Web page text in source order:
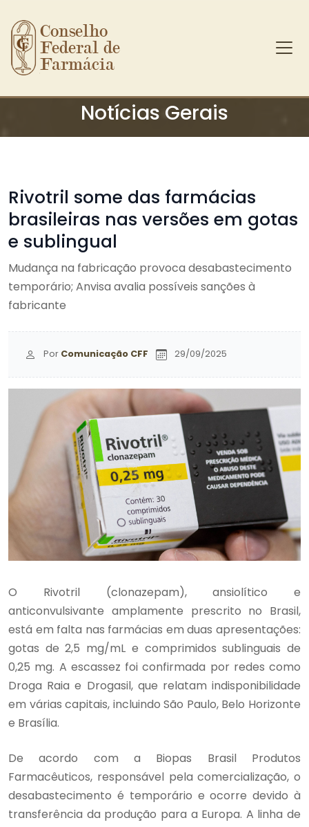
Ir para o conteúdo principal
Conselho
Federal de
Farmácia
Notícias Gerais
Rivotril some das farmácias
brasileiras nas versões em gotas
e sublingual
Mudança na fabricação provoca desabastecimento
temporário; Anvisa avalia possíveis sanções à
fabricante
Por Comunicação CFF 29/09/2025
O Rivotril (clonazepam), ansiolítico e
anticonvulsivante amplamente prescrito no Brasil,
está em falta nas farmácias em duas apresentações:
gotas de 2,5 mg/mL e comprimidos sublinguais de
0,25 mg. A escassez foi confirmada por redes como
Droga Raia e Drogasil, que relatam indisponibilidade
em várias capitais, incluindo São Paulo, Belo Horizonte
e Brasília.
De acordo com a Biopas Brasil Produtos
Farmacêuticos, responsável pela comercialização, o
desabastecimento é temporário e ocorre devido à
transferência da produção para a Europa. A linha de